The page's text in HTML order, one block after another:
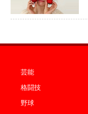
芸能
格闘技
野球